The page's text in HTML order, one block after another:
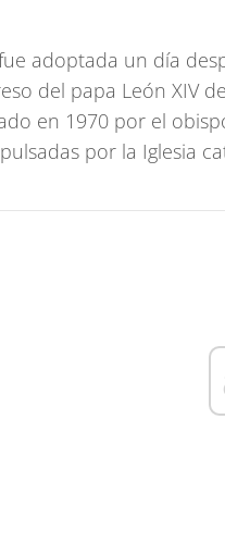
adoptada un día
del papa León XIV
en 1970 por el
por la Iglesia